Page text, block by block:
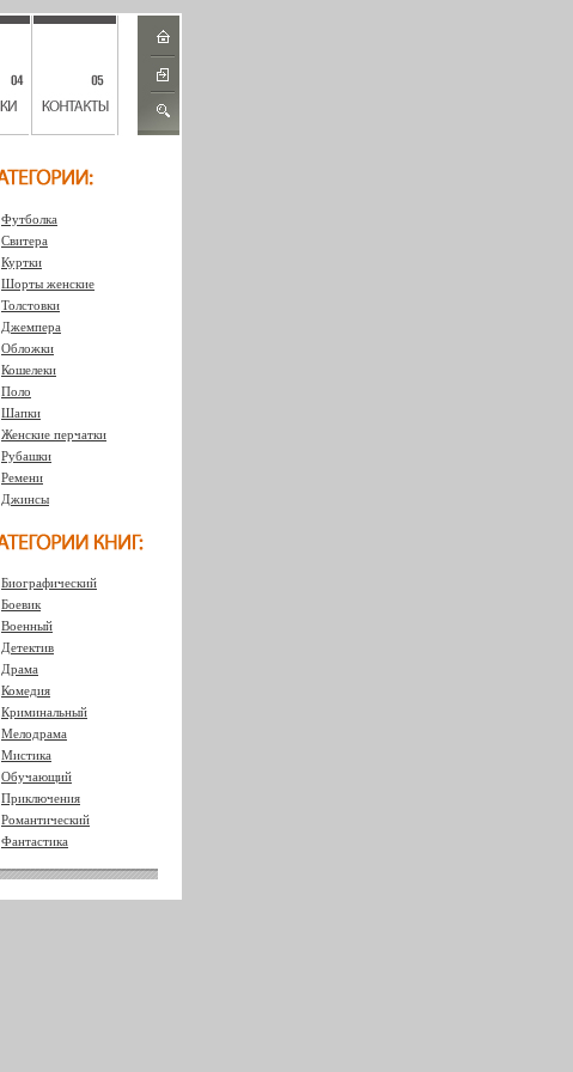
Футболка
Свитера
Куртки
Шорты женские
Толстовки
Джемпера
Обложки
Кошелеки
Поло
Шапки
Женские перчатки
Рубашки
Ремени
Джинсы
Биографический
Боевик
Военный
Детектив
Драма
Комедия
Криминальный
Мелодрама
Мистика
Обучающий
Приключения
Романтический
Фантастика